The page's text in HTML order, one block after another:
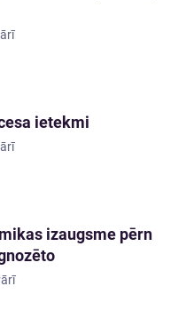
ietekmi
izaugsme pērn